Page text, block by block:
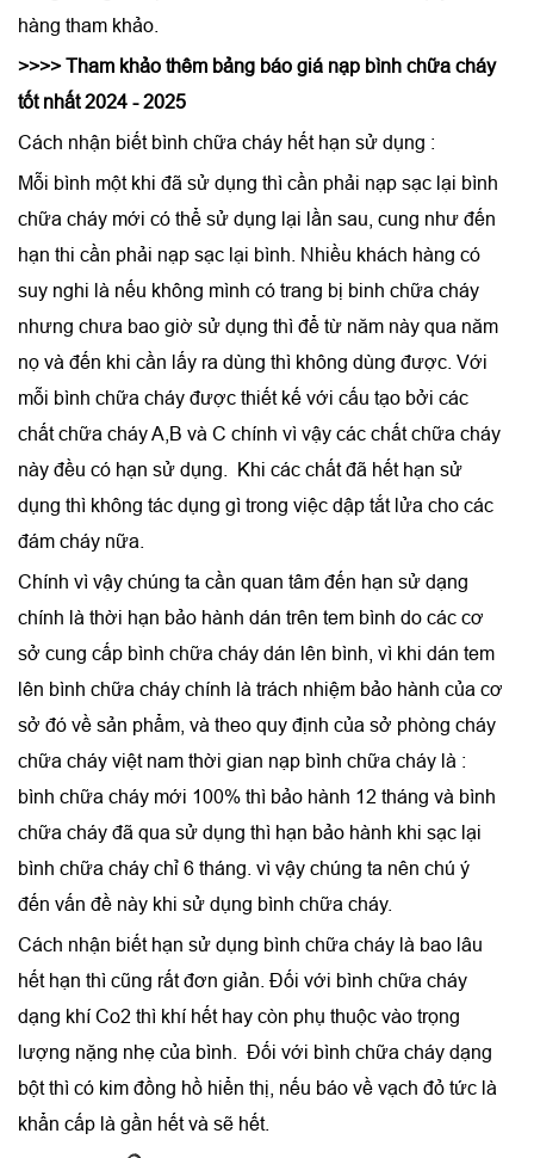
hàng tham khảo.
>>>> Tham khảo thêm bảng báo giá nạp bình chữa cháy
tốt nhất 2024 - 2025
Cách nhận biết bình chữa cháy hết hạn sử dụng :
Mỗi bình một khi đã sử dụng thì cần phải nạp sạc lại bình
chữa cháy mới có thể sử dụng lại lần sau, cung như đến
hạn thi cần phải nạp sạc lại bình. Nhiều khách hàng có
suy nghi là nếu không mình có trang bị binh chữa cháy
nhưng chưa bao giờ sử dụng thì để từ năm này qua năm
nọ và đến khi cần lấy ra dùng thì không dùng được. Với
mỗi bình chữa cháy được thiết kế với cấu tạo bởi các
chất chữa cháy A,B và C chính vì vậy các chất chữa cháy
này đều có hạn sử dụng. Khi các chất đã hết hạn sử
dụng thì không tác dụng gì trong việc dập tắt lửa cho các
đám cháy nữa.
Chính vì vậy chúng ta cần quan tâm đến hạn sử dạng
chính là thời hạn bảo hành dán trên tem bình do các cơ
sở cung cấp bình chữa cháy dán lên bình, vì khi dán tem
lên bình chữa cháy chính là trách nhiệm bảo hành của cơ
sở đó về sản phẩm, và theo quy định của sở phòng cháy
chữa cháy việt nam thời gian nạp bình chữa cháy là :
bình chữa cháy mới 100% thì bảo hành 12 tháng và bình
chữa cháy đã qua sử dụng thì hạn bảo hành khi sạc lại
bình chữa cháy chỉ 6 tháng. vì vậy chúng ta nên chú ý
đến vấn đề này khi sử dụng bình chữa cháy.
Cách nhận biết hạn sử dụng bình chữa cháy là bao lâu
hết hạn thì cũng rất đơn giản. Đối với bình chữa cháy
dạng khí Co2 thì khí hết hay còn phụ thuộc vào trọng
lượng nặng nhẹ của bình. Đối với bình chữa cháy dạng
bột thì có kim đồng hồ hiển thị, nếu báo về vạch đỏ tức là
khẩn cấp là gần hết và sẽ hết.